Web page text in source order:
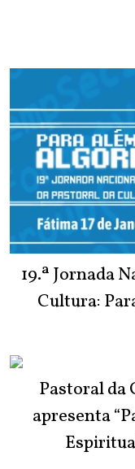
19.ª Jornada
Cultura:
Pastoral da
apresenta